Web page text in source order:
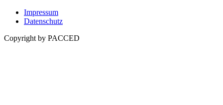
Impressum
Datenschutz
Copyright by PACCED